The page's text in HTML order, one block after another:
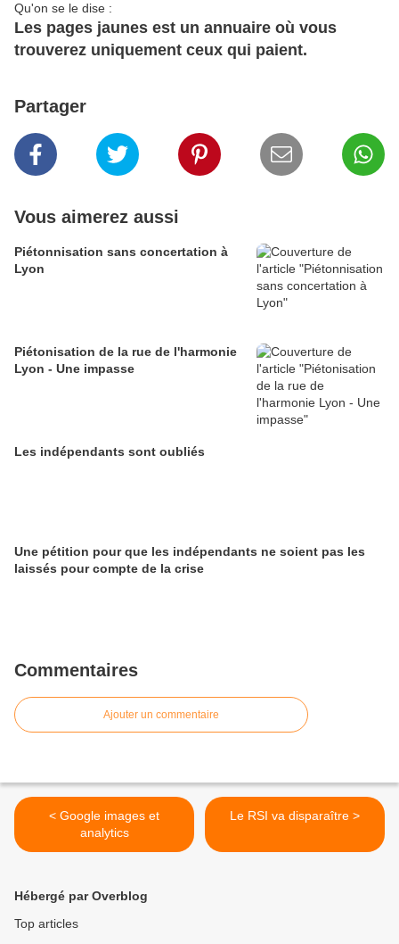
Qu'on se le dise :
Les pages jaunes est un annuaire où vous
trouverez uniquement ceux qui paient.
Partager
Vous aimerez aussi
Piétonnisation sans concertation à
Lyon
Piétonisation de la rue de l'harmonie
Lyon - Une impasse
Les indépendants sont oubliés
Une pétition pour que les indépendants ne soient pas les
laissés pour compte de la crise
Commentaires
Ajouter un commentaire
< Google images et
analytics
Le RSI va disparaître >
Hébergé par Overblog
Top articles